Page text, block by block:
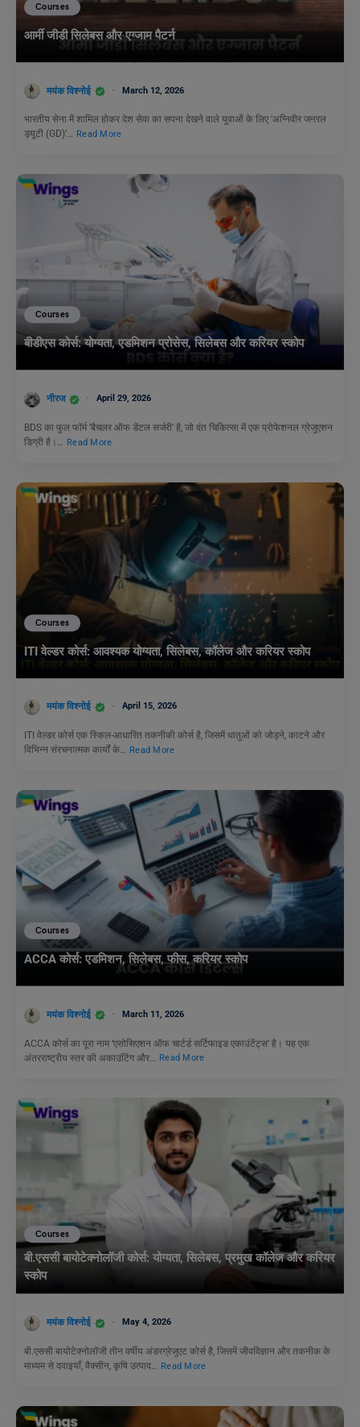
Courses
आर्मी जीडी सिलेबस और एग्जाम पैटर्न
मयंक विश्नोई March 12, 2026
भारतीय सेना में शामिल होकर देश सेवा का सपना देखने वाले युवाओं के लिए ‘अग्निवीर जनरल
ड्यूटी (GD)’… Read More
Courses
बीडीएस कोर्स: योग्यता, एडमिशन प्रोसेस, सिलेबस और करियर स्कोप
नीरज April 29, 2026
BDS का फुल फॉर्म ‘बैचलर ऑफ डेंटल सर्जरी’ है, जो दंत चिकित्सा में एक प्रोफेशनल ग्रेजुएशन
डिग्री है।…
Read More
Courses
ITI वेल्डर कोर्स: आवश्यक योग्यता, सिलेबस, कॉलेज और करियर स्कोप
मयंक विश्नोई April 15, 2026
ITI वेल्डर कोर्स एक स्किल-आधारित तकनीकी कोर्स है, जिसमें धातुओं को जोड़ने, काटने और
विभिन्न संरचनात्मक कार्यों के… Read More
Courses
ACCA कोर्स: एडमिशन, सिलेबस, फीस, करियर स्कोप
मयंक विश्नोई March 11, 2026
ACCA कोर्स का पूरा नाम ‘एसोसिएशन ऑफ चार्टर्ड सर्टिफाइड एकाउंटेंट्स’ है। यह एक
अंतरराष्ट्रीय स्तर की अकाउंटिंग और…
Read More
Courses
बी.एससी बायोटेक्नोलॉजी कोर्स: योग्यता, सिलेबस, प्रमुख कॉलेज और करियर
स्कोप
मयंक विश्नोई May 4, 2026
बी.एससी बायोटेक्नोलॉजी तीन वर्षीय अंडरग्रेजुएट कोर्स है, जिसमें जीवविज्ञान और तकनीक के
माध्यम से दवाइयाँ, वैक्सीन, कृषि उत्पाद… Read More